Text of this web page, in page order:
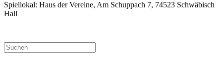
Spiellokal: Haus der Vereine, Am Schuppach 7, 74523 Schwäbisch
Hall
Suchen
nach: